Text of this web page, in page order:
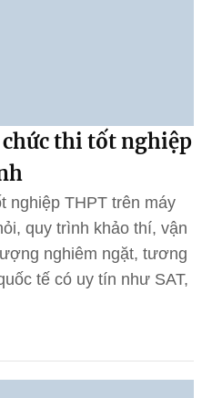
thi tốt nghiệp
nghiệp THPT trên máy
quy trình khảo thí, vận
nghiêm ngặt, tương
tế có uy tín như SAT,